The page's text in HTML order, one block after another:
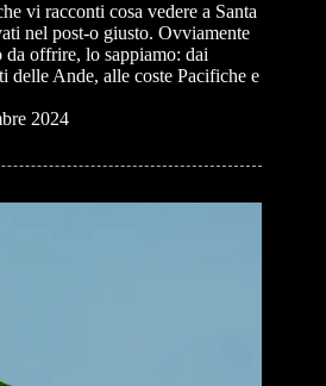
vi racconti cosa vedere a Santa
nel post-o giusto. Ovviamente
offrire, lo sappiamo: dai
delle Ande, alle coste Pacifiche e
2024